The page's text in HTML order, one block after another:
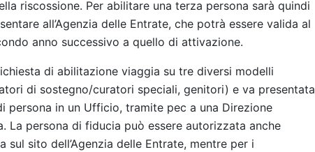
riscossione. Per abilitare una terza persona sarà quindi
all’Agenzia delle Entrate, che potrà essere valida al
anno successivo a quello di attivazione.
di abilitazione viaggia su tre diversi modelli
di sostegno/curatori speciali, genitori) e va presentata
persona in un Ufficio, tramite pec a una Direzione
La persona di fiducia può essere autorizzata anche
sul sito dell’Agenzia delle Entrate, mentre per i